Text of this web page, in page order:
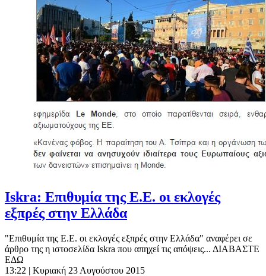
Iskra: Επιθυμία της Ε.Ε. οι εκλογές
εξπρές στην Ελλάδα
"Επιθυμία της Ε.Ε. οι εκλογές εξπρές στην Ελλάδα" αναφέρει σε
άρθρο της η ιστοσελίδα Iskra που απηχεί τις απόψεις... ΔΙΑΒΑΣΤΕ
ΕΔΩ
13:22 | Κυριακή 23 Αυγούστου 2015